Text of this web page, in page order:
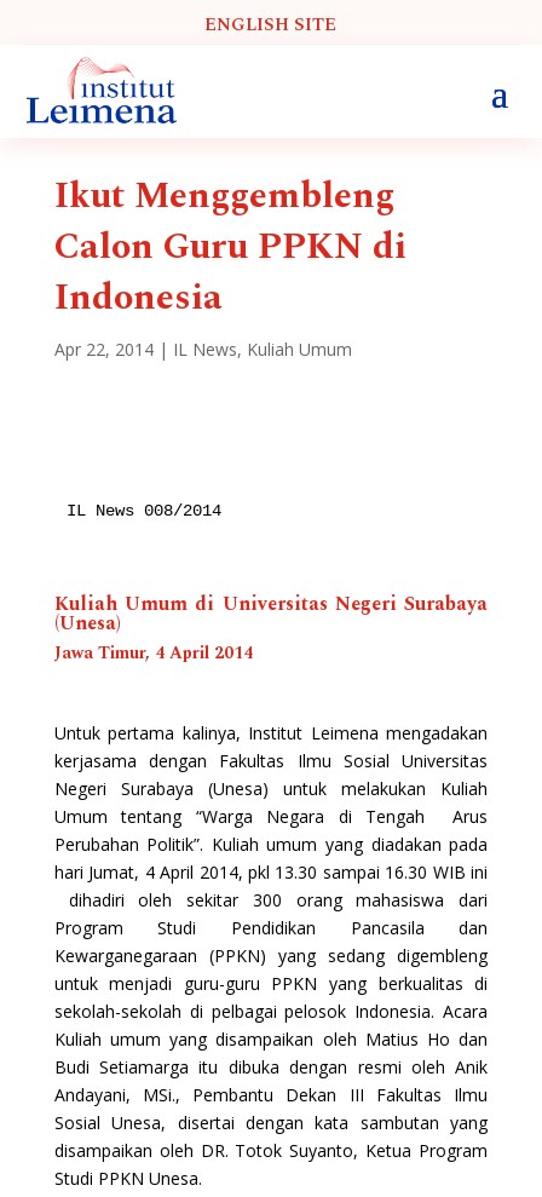
ENGLISH SITE
Ikut Menggembleng
Calon Guru PPKN di
Indonesia
Apr 22, 2014| IL News, Kuliah Umum
IL News 008/2014
Kuliah Umum di Universitas Negeri Surabaya
(Unesa)
Jawa Timur, 4 April 2014
Untuk pertama kalinya, Institut Leimena mengadakan
kerjasama dengan Fakultas Ilmu Sosial Universitas
Negeri Surabaya (Unesa) untuk melakukan Kuliah
Umum tentang “Warga Negara di Tengah Arus
Perubahan Politik”. Kuliah umum yang diadakan pada
hari Jumat, 4 April 2014, pkl 13.30 sampai 16.30 WIB ini
dihadiri oleh sekitar 300 orang mahasiswa dari
Program Studi Pendidikan Pancasila dan
Kewarganegaraan (PPKN) yang sedang digembleng
untuk menjadi guru-guru PPKN yang berkualitas di
sekolah-sekolah di pelbagai pelosok Indonesia. Acara
Kuliah umum yang disampaikan oleh Matius Ho dan
Budi Setiamarga itu dibuka dengan resmi oleh Anik
Andayani, MSi., Pembantu Dekan III Fakultas Ilmu
Sosial Unesa, disertai dengan kata sambutan yang
disampaikan oleh DR. Totok Suyanto, Ketua Program
Studi PPKN Unesa.